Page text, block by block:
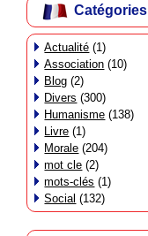
Catégories
Actualité (1)
Association (10)
Blog (2)
Divers (300)
Humanisme (138)
Livre (1)
Morale (204)
mot cle (2)
mots-clés (1)
Social (132)